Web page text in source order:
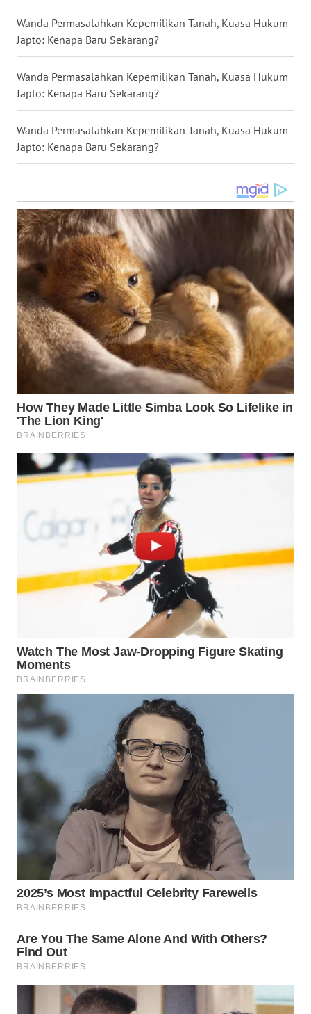
Wanda Permasalahkan Kepemilikan Tanah, Kuasa Hukum
Japto: Kenapa Baru Sekarang?
Wanda Permasalahkan Kepemilikan Tanah, Kuasa Hukum
Japto: Kenapa Baru Sekarang?
Wanda Permasalahkan Kepemilikan Tanah, Kuasa Hukum
Japto: Kenapa Baru Sekarang?
WN
KALTENG
WN
KALTARA
KALSEL
WN
SULSEL
WN
GORONTALO
WN
SULUT
MALUKU
WN
WN
WN
LANGKAT
TAPANULI
SELATAN
WN
TANJUNG
LESUNG
KARO
WN
SIMALUNGUN
WN
LABUHANBATU
WN
TAPANULI